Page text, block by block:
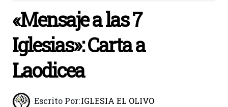
«Mensaje a las 7
Iglesias»: Carta a
Laodicea
Escrito Por:IGLESIA EL OLIVO